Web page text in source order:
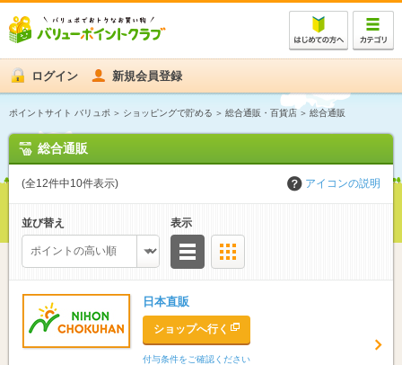
ログイン 新規会員登録
ポイントサイト バリュポ ショッピングで貯める 総合通販・百貨店 総合通販
総合通販
(全12件中10件表示) アイコンの説明
並び替え
表示
リスト
日本直販
ショップへ行く
付与条件をご確認ください